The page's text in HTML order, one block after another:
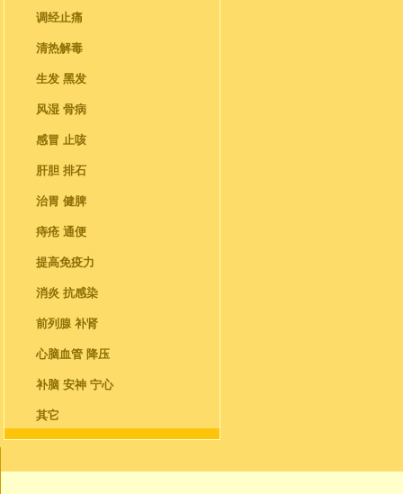
调经止痛
清热解毒
生发 黑发
风湿 骨病
感冒 止咳
肝胆 排石
治胃 健脾
痔疮 通便
提高免疫力
消炎 抗感染
前列腺 补肾
心脑血管 降压
补脑 安神 宁心
其它